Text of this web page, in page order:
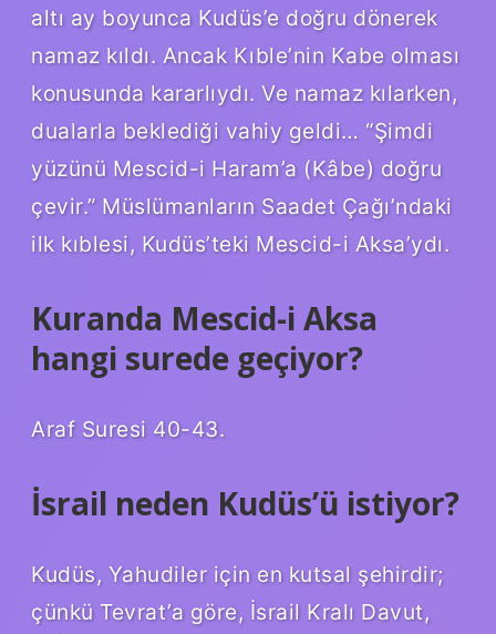
altı ay boyunca Kudüs’e doğru dönerek
namaz kıldı. Ancak Kıble’nin Kabe olması
konusunda kararlıydı. Ve namaz kılarken,
dualarla beklediği vahiy geldi… “Şimdi
yüzünü Mescid-i Haram’a (Kâbe) doğru
çevir.” Müslümanların Saadet Çağı’ndaki
ilk kıblesi, Kudüs’teki Mescid-i Aksa’ydı.
Kuranda Mescid-i Aksa
hangi surede geçiyor?
Araf Suresi 40-43.
İsrail neden Kudüs’ü istiyor?
Kudüs, Yahudiler için en kutsal şehirdir;
çünkü Tevrat’a göre, İsrail Kralı Davut,